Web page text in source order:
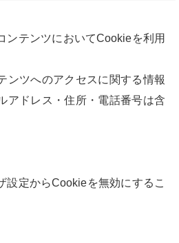
ンテンツにおいてCookieを利用
ンツへのアクセスに関する情報
アドレス・住所・電話番号は含
設定からCookieを無効にするこ